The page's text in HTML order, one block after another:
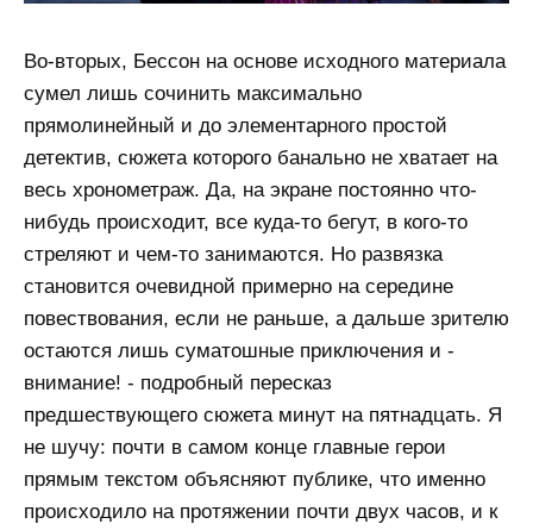
Во-вторых, Бессон на основе исходного материала
сумел лишь сочинить максимально
прямолинейный и до элементарного простой
детектив, сюжета которого банально не хватает на
весь хронометраж. Да, на экране постоянно что-
нибудь происходит, все куда-то бегут, в кого-то
стреляют и чем-то занимаются. Но развязка
становится очевидной примерно на середине
повествования, если не раньше, а дальше зрителю
остаются лишь суматошные приключения и -
внимание! - подробный пересказ
предшествующего сюжета минут на пятнадцать. Я
не шучу: почти в самом конце главные герои
прямым текстом объясняют публике, что именно
происходило на протяжении почти двух часов, и к